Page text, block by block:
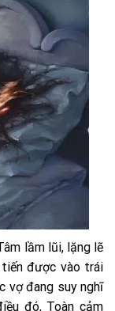
lầm lũi, lặng lẽ
tiến được vào trái
vợ đang suy nghĩ
đó, Toàn cảm